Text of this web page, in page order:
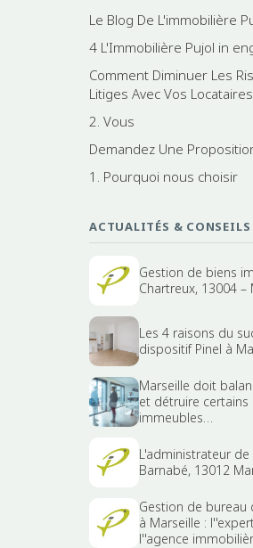
Le Blog De L'immobilière
4 L'Immobilière Pujol in
Comment Diminuer Les
Litiges Avec Vos
2. Vous
Demandez Une
1. Pourquoi nous choisir
ACTUALITÉS & CONSEILS
Gestion de biens
Chartreux, 13004 –
Les 4 raisons du
dispositif Pinel à
Marseille doit
et détruire certains
immeubles…
L'administrateur
Barnabé, 13012
Gestion de bureau
à Marseille :
l''agence